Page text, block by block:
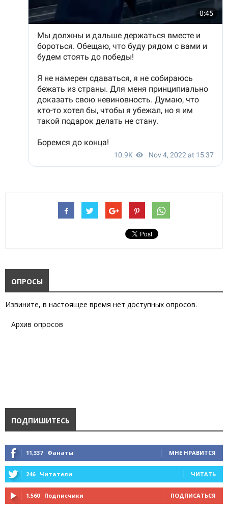
ОПРОСЫ
Извините, в настоящее время нет доступных опросов.
Архив опросов
ПОДПИШИТЕСЬ
11,337 Фанаты МНЕ НРАВИТСЯ
246 Читатели ЧИТАТЬ
1,560 Подписчики ПОДПИСАТЬСЯ